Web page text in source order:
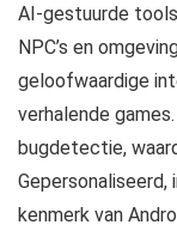
AI-gestuurde
NPC’s en
geloofwaardige
verhalende
bugdetectie,
kenmerk van